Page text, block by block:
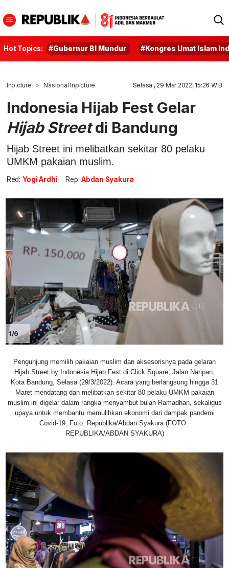
Hot Topics: #Gubernur BI Mundur #Kongres Umat Islam
Inpicture Nasional Inpicture Selasa , 29 Mar 2022, 15:26 WIB
Indonesia Hijab Fest Gelar
Hijab Streetdi Bandung
Hijab Street ini melibatkan sekitar 80 pelaku
UMKM pakaian muslim.
Red: Yogi Ardhi Rep: Abdan Syakura
1/6
Pengunjung memilih pakaian muslim dan aksesorisnya pada gelaran
Hijab Street by Indonesia Hijab Fest di Click Square, Jalan Naripan,
Kota Bandung, Selasa (29/3/2022). Acara yang berlangsung hingga 31
Maret mendatang dan melibatkan sekitar 80 pelaku UMKM pakaian
muslim ini digelar dalam rangka menyambut bulan Ramadhan, sekaligus
upaya untuk membantu memulihkan ekonomi dari dampak pandemi
Covid-19. Foto: Republika/Abdan Syakura (FOTO :
REPUBLIKA/ABDAN SYAKURA)